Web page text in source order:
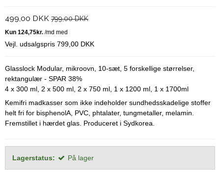
499,00 DKK 799,00 DKK
Vejl. udsalgspris 799,00 DKK
Glasslock Modular, mikroovn, 10-sæt, 5 forskellige størrelser,
rektangulær - SPAR 38%
4 x 300 ml, 2 x 500 ml, 2 x 750 ml, 1 x 1200 ml, 1 x 1700ml
Kemifri madkasser som ikke indeholder sundhedsskadelige stoffer
helt fri for bisphenolA, PVC, phtalater, tungmetaller, melamin.
Fremstillet i hærdet glas. Produceret i Sydkorea.
Lagerstatus: På lager